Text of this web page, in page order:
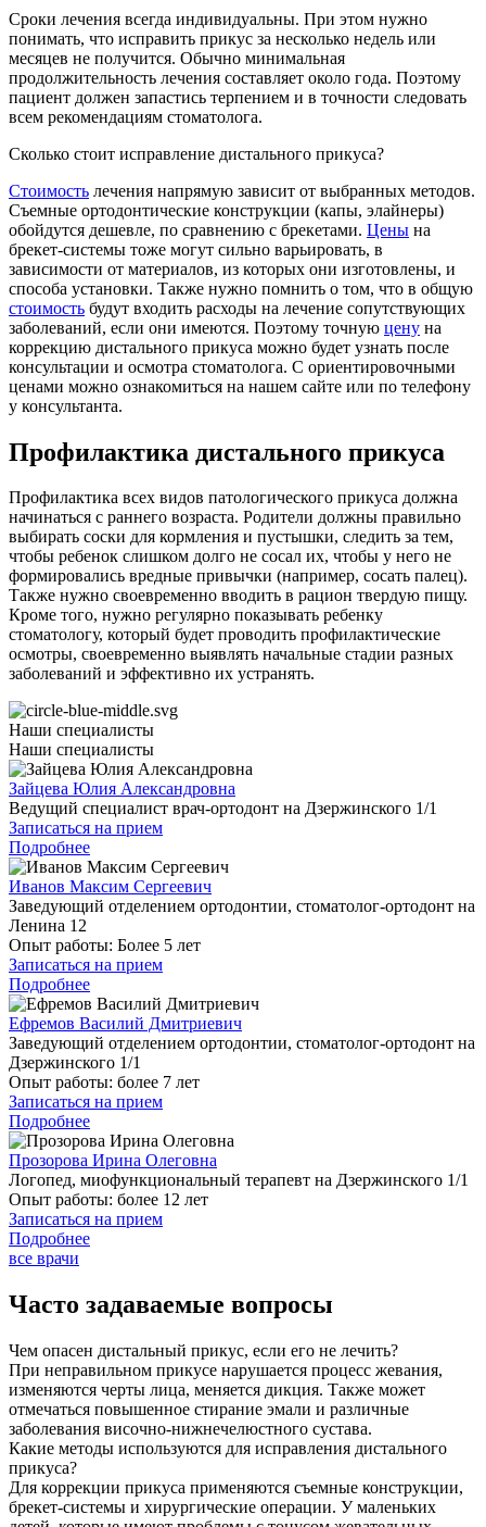
Сроки лечения всегда индивидуальны. При этом нужно
понимать, что исправить прикус за несколько недель или
месяцев не получится. Обычно минимальная
продолжительность лечения составляет около года. Поэтому
пациент должен запастись терпением и в точности следовать
всем рекомендациям стоматолога.
Сколько стоит исправление дистального прикуса?
Стоимость лечения напрямую зависит от выбранных методов.
Съемные ортодонтические конструкции (капы, элайнеры)
обойдутся дешевле, по сравнению с брекетами. Цены на
брекет-системы тоже могут сильно варьировать, в
зависимости от материалов, из которых они изготовлены, и
способа установки. Также нужно помнить о том, что в общую
стоимость будут входить расходы на лечение сопутствующих
заболеваний, если они имеются. Поэтому точную цену на
коррекцию дистального прикуса можно будет узнать после
консультации и осмотра стоматолога. С ориентировочными
ценами можно ознакомиться на нашем сайте или по телефону
у консультанта.
Профилактика дистального прикуса
Профилактика всех видов патологического прикуса должна
начинаться с раннего возраста. Родители должны правильно
выбирать соски для кормления и пустышки, следить за тем,
чтобы ребенок слишком долго не сосал их, чтобы у него не
формировались вредные привычки (например, сосать палец).
Также нужно своевременно вводить в рацион твердую пищу.
Кроме того, нужно регулярно показывать ребенку
стоматологу, который будет проводить профилактические
осмотры, своевременно выявлять начальные стадии разных
заболеваний и эффективно их устранять.
Наши специалисты
Наши специалисты
Зайцева Юлия Александровна
Ведущий специалист врач-ортодонт на Дзержинского 1/1
Записаться на прием
Подробнее
Иванов Максим Сергеевич
Заведующий отделением ортодонтии, стоматолог-ортодонт на
Ленина 12
Опыт работы: Более 5 лет
Записаться на прием
Подробнее
Ефремов Василий Дмитриевич
Заведующий отделением ортодонтии, стоматолог-ортодонт на
Дзержинского 1/1
Опыт работы: более 7 лет
Записаться на прием
Подробнее
Прозорова Ирина Олеговна
Логопед, миофункциональный терапевт на Дзержинского 1/1
Опыт работы: более 12 лет
Записаться на прием
Подробнее
все врачи
Часто задаваемые вопросы
Чем опасен дистальный прикус, если его не лечить?
При неправильном прикусе нарушается процесс жевания,
изменяются черты лица, меняется дикция. Также может
отмечаться повышенное стирание эмали и различные
заболевания височно-нижнечелюстного сустава.
Какие методы используются для исправления дистального
прикуса?
Для коррекции прикуса применяются съемные конструкции,
брекет-системы и хирургические операции. У маленьких